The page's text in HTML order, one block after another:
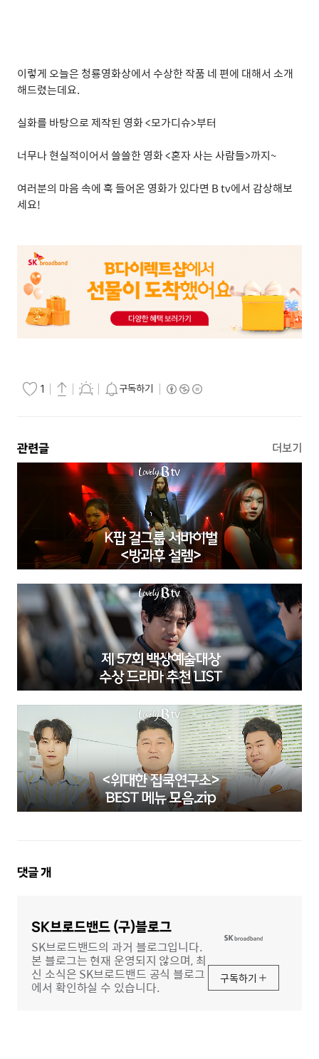
이렇게 오늘은 청룡영화상에서 수상한 작품 네 편에 대해서 소개
해드렸는데요.
실화를 바탕으로 제작된 영화<모가디슈>부터
너무나 현실적이어서 쓸쓸한 영화<혼자 사는 사람들>까지~
여러분의 마음 속에 훅 들어온 영화가 있다면 B tv에서 감상해보
세요!
1 구독하기
관련글 더보기
댓
댓글개
SK브로드밴드 (구)블로그
SK브로드밴드의 과거 블로그입니다.
본 블로그는 현재 운영되지 않으며, 최
신 소식은 SK브로드밴드 공식 블로그
에서 확인하실 수 있습니다.
구독하기